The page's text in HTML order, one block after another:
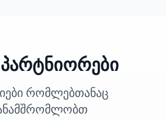
პარტნიორები
რომლებთანაც